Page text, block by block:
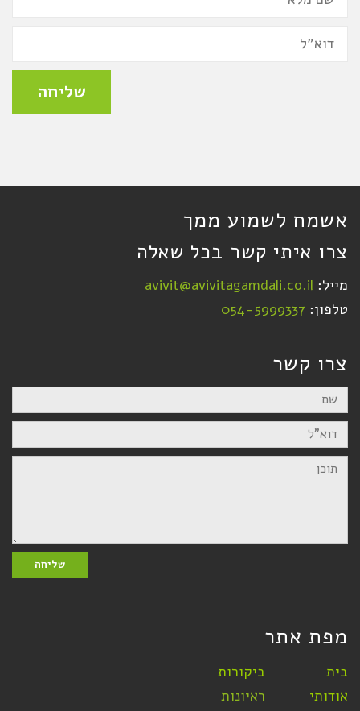
אלקטרוני
שליחה
אשמח לשמוע ממך
צרו איתי קשר בכל שאלה
מייל: avivit@avivitagamdali.co.il
טלפון: 054-5999337
צרו קשר
שם
דוא"ל
תוכן
שליחה
מפת אתר
בית
ביקורות
אודותי
ראיונות